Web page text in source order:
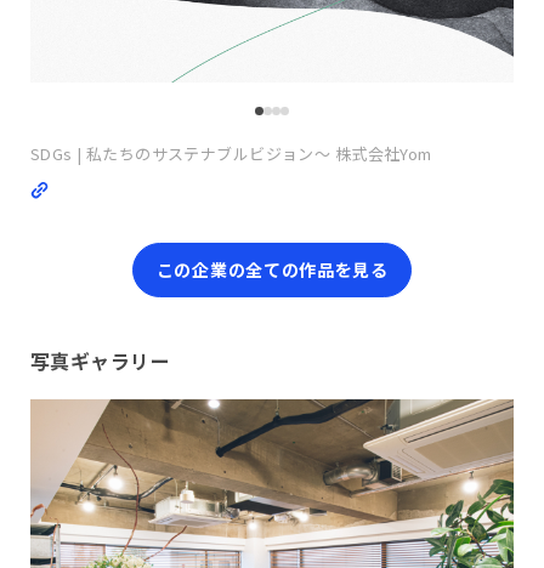
SDGs | 私たちのサステナブルビジョン〜 株式会社Yom
この企業の全ての作品を見る
写真ギャラリー